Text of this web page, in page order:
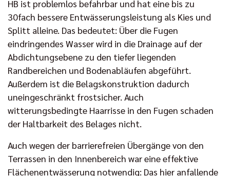
HB ist problemlos befahrbar und hat eine bis zu
30fach bessere Entwässerungsleistung als Kies und
Splitt alleine. Das bedeutet: Über die Fugen
eindringendes Wasser wird in die Drainage auf der
Abdichtungsebene zu den tiefer liegenden
Randbereichen und Bodenabläufen abgeführt.
Außerdem ist die Belagskonstruktion dadurch
uneingeschränkt frostsicher. Auch
witterungsbedingte Haarrisse in den Fugen schaden
der Haltbarkeit des Belages nicht.
Auch wegen der barrierefreien Übergänge von den
Terrassen in den Innenbereich war eine effektive
Flächenentwässerung notwendig: Das hier anfallende